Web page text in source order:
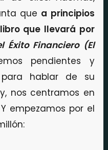
que a principios
que llevará por
Éxito Financiero (El
pendientes y
hablar de su
nos centramos en
empezamos por el